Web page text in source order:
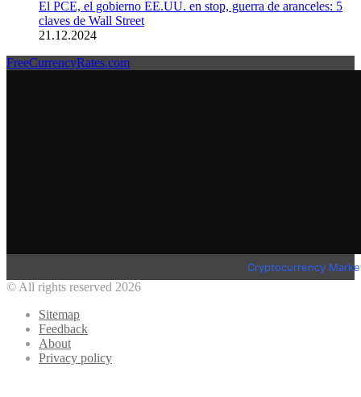
El PCE, el gobierno EE.UU. en stop, guerra de aranceles: 5
claves de Wall Street
21.12.2024
FreeCurrencyRates.com
Cryptocurrency
© All rights reserved 2026
Sitemap
Feedback
About
Privacy policy